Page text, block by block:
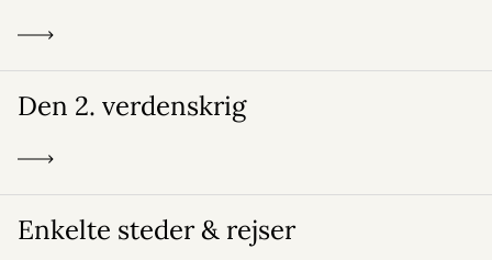
Den 2. verdenskrig
Enkelte steder & rejser